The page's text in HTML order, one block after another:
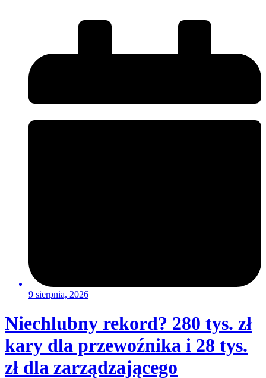
9 sierpnia, 2026
Niechlubny rekord? 280 tys. zł
kary dla przewoźnika i 28 tys.
zł dla zarządzającego